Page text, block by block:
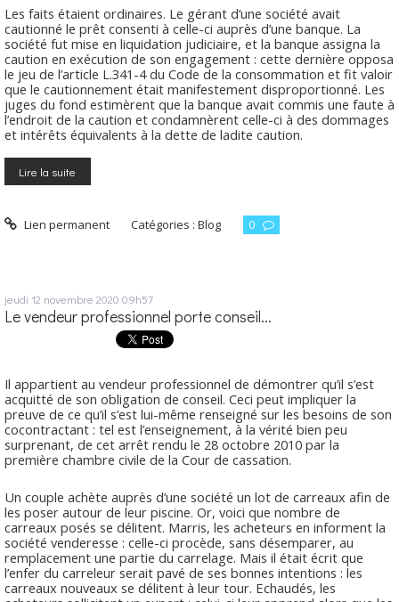
Les faits étaient ordinaires. Le gérant d’une société avait
cautionné le prêt consenti à celle-ci auprès d’une banque. La
société fut mise en liquidation judiciaire, et la banque assigna la
caution en exécution de son engagement : cette dernière opposa
le jeu de l’article L.341-4 du Code de la consommation et fit valoir
que le cautionnement était manifestement disproportionné. Les
juges du fond estimèrent que la banque avait commis une faute à
l’endroit de la caution et condamnèrent celle-ci à des dommages
et intérêts équivalents à la dette de ladite caution.
Lire la suite
Lien permanent Catégories :Blog 0
jeudi 12 novembre 2020 09h57
Le vendeur professionnel porte conseil...
Il appartient au vendeur professionnel de démontrer qu’il s’est
acquitté de son obligation de conseil. Ceci peut impliquer la
preuve de ce qu’il s’est lui-même renseigné sur les besoins de son
cocontractant : tel est l’enseignement, à la vérité bien peu
surprenant, de cet arrêt rendu le 28 octobre 2010 par la
première chambre civile de la Cour de cassation.
Un couple achète auprès d’une société un lot de carreaux afin de
les poser autour de leur piscine. Or, voici que nombre de
carreaux posés se délitent. Marris, les acheteurs en informent la
société venderesse : celle-ci procède, sans désemparer, au
remplacement une partie du carrelage. Mais il était écrit que
l’enfer du carreleur serait pavé de ses bonnes intentions : les
carreaux nouveaux se délitent à leur tour. Echaudés, les